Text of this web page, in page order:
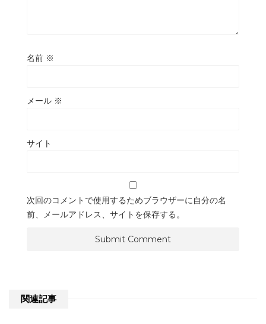
名前 ※
メール ※
サイト
次回のコメントで使用するためブラウザーに自分の名
前、メールアドレス、サイトを保存する。
関連記事